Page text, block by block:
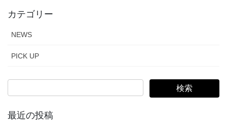
カテゴリー
NEWS
PICK UP
最近の投稿